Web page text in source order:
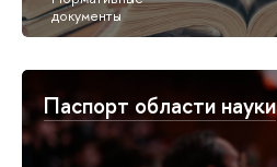
Паспорт области науки